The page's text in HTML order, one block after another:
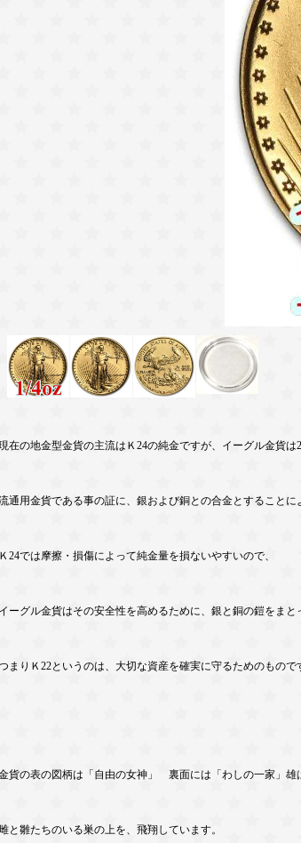
在の地金型金貨の主流はＫ24の純金ですが、イーグル金貨は
通用金貨である事の証に、銀および銅との合金とすることに
Ｋ24では摩擦・損傷によって純金量を損ないやすいので、
イーグル金貨はその安全性を高めるために、銀と銅の鎧をまと
まりＫ22というのは、大切な資産を確実に守るためのもので
貨の表の図柄は「自由の女神」 裏面には「わしの一家」雄
と雛たちのいる巣の上を、飛翔しています。